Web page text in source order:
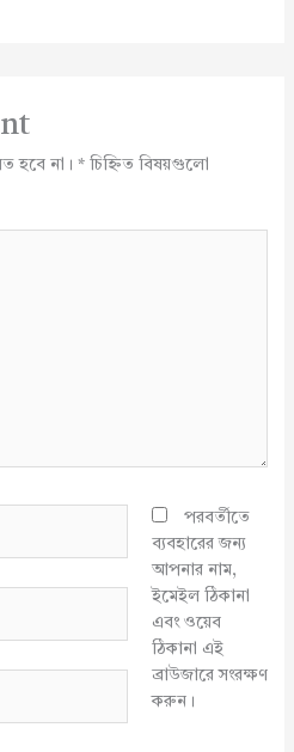
হবে না। *চিহ্নিত বিষয়গুলো
পরবর্তীতে
ব্যবহারের জন্য
আপনার নাম,
ইমেইল ঠিকানা
এবং ওয়েব
ঠিকানা এই
ব্রাউজারে সংরক্ষণ
করুন।